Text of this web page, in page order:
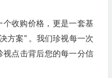
收购价格，更是一套基
方案” 。我们珍视每一次
视点击背后您的每一分信